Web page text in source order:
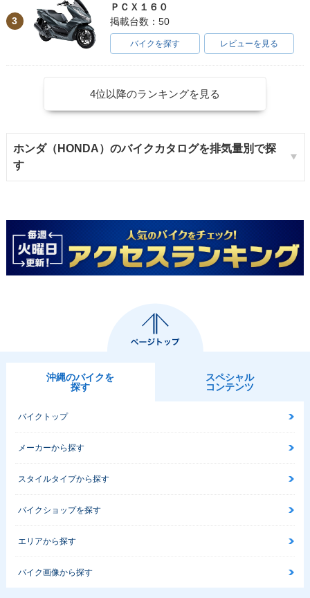
3
ＰＣＸ１６０
掲載台数：50
バイクを探す レビューを見る
4位以降のランキングを見る
ホンダ（HONDA）のバイクカタログを排気量別で探
す
沖縄のバイクを
探す
スペシャル
コンテンツ
バイクトップ
メーカーから探す
スタイルタイプから探す
バイクショップを探す
エリアから探す
バイク画像から探す